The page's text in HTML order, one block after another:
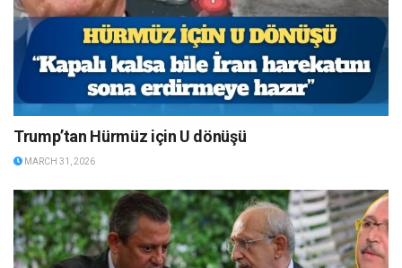
Trump’tan Hürmüz için U dönüşü
MARCH 31, 2026